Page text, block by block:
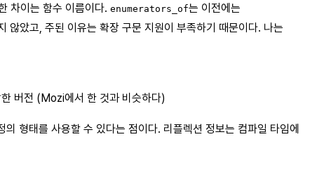
차이는 함수 이름이다. enumerators_of는 이전에는
았고, 주된 이유는 확장 구문 지원이 부족하기 때문이다. 나는
버전 (Mozi에서 한 것과 비슷하다)
의 형태를 사용할 수 있다는 점이다. 리플렉션 정보는 컴파일 타임에